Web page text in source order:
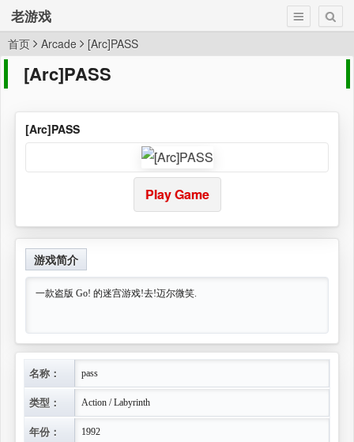
老游戏
首页 Arcade [Arc]PASS
[Arc]PASS
[Arc]PASS
Play Game
游戏简介
一款盗版 Go! 的迷宫游戏!去!迈尔微笑.
名称： pass
类型： Action / Labyrinth
年份： 1992